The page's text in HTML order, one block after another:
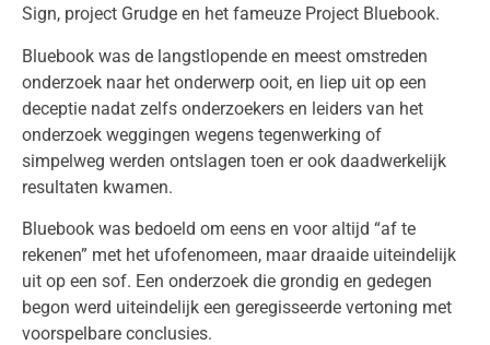
Sign, project Grudge en het fameuze Project Bluebook.
Bluebook was de langstlopende en meest omstreden
onderzoek naar het onderwerp ooit, en liep uit op een
deceptie nadat zelfs onderzoekers en leiders van het
onderzoek weggingen wegens tegenwerking of
simpelweg werden ontslagen toen er ook daadwerkelijk
resultaten kwamen.
Bluebook was bedoeld om eens en voor altijd “af te
rekenen” met het ufofenomeen, maar draaide uiteindelijk
uit op een sof. Een onderzoek die grondig en gedegen
begon werd uiteindelijk een geregisseerde vertoning met
voorspelbare conclusies.